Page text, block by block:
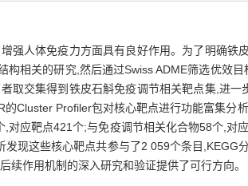
强人体免疫力方面具有良好作用。为了明确
构相关的研究,然后通过Swiss ADME筛选优效
取交集得到铁皮石斛免疫调节相关靶点集,进
的Cluster Profiler包对核心靶点进行功能富集分
,对应靶点421个;与免疫调节相关化合物58个,对
发现这些核心靶点共参与了2 059个条目,KEGG
续作用机制的深入研究和验证提供了可行方向。